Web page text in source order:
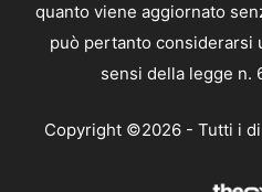
quanto viene aggiornato
può pertanto considerarsi
sensi della legge n.
Copyright ©2026 - Tutti i